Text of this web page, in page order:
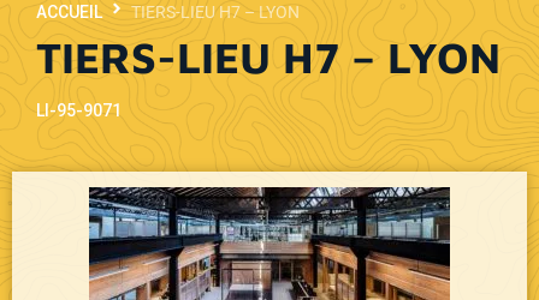
TIERS-LIEU H7 – LYON
ACCUEIL TIERS-LIEU H7 – LYON
LI-95-9071